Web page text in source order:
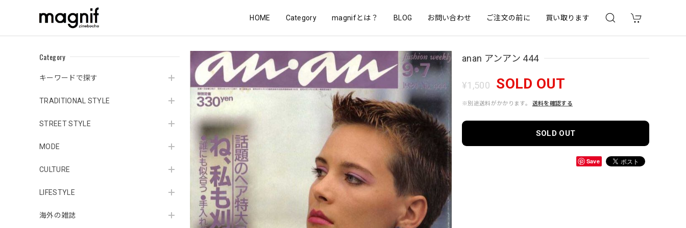
HOME Category magnifとは？ BLOG お問い合わせ ご注文の前に 買い取ります
Category
キーワードで探す
TRADITIONAL STYLE
STREET STYLE
MODE
CULTURE
LIFESTYLE
海外の雑誌
anan アンアン 444
¥1,500 SOLD OUT
※別途送料がかかります。 送料を確認する
SOLD OUT
Save